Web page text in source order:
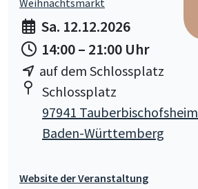
Weihnachtsmarkt
Sa. 12.12.2026
14:00 – 21:00 Uhr
auf dem Schlossplatz
Schlossplatz
97941 Tauberbischofsheim
Baden-Württemberg
Website der Veranstaltung